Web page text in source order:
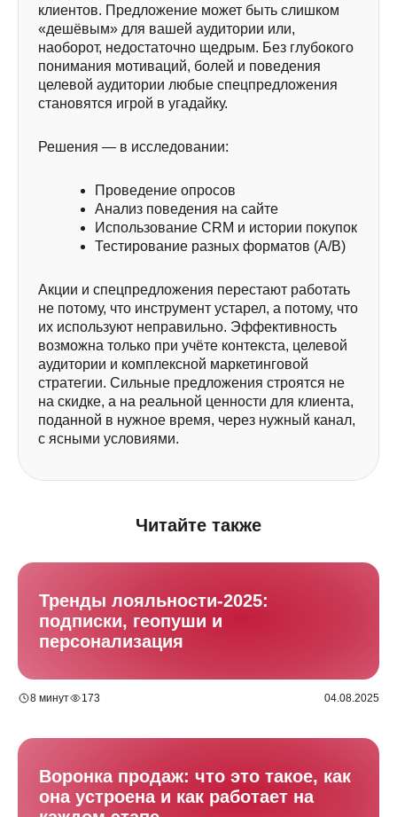
клиентов. Предложение может быть слишком
«дешёвым» для вашей аудитории или,
наоборот, недостаточно щедрым. Без глубокого
понимания мотиваций, болей и поведения
целевой аудитории любые спецпредложения
становятся игрой в угадайку.
Решения — в исследовании:
Проведение опросов
Анализ поведения на сайте
Использование CRM и истории покупок
Тестирование разных форматов (A/B)
Акции и спецпредложения перестают работать
не потому, что инструмент устарел, а потому, что
их используют неправильно. Эффективность
возможна только при учёте контекста, целевой
аудитории и комплексной маркетинговой
стратегии. Сильные предложения строятся не
на скидке, а на реальной ценности для клиента,
поданной в нужное время, через нужный канал,
с ясными условиями.
Читайте также
Тренды лояльности-2025:
подписки, геопуши и
персонализация
8 минут 173 04.08.2025
Воронка продаж: что это такое, как
она устроена и как работает на
Покажем, сколько денег скрыто
в вашей клиентской базе
Забронируйте встречу, и мы настроим
программу лояльности под ключ для вас
совершенно бесплатно
Я даю согласие на обработку персональных данных
в соответствии с Политикой конфиденциальности
AI-аналитикаКейсыПрограмма лояльности
Общие вопросы: info@loyalclub.ru
Поддержка пользователей: